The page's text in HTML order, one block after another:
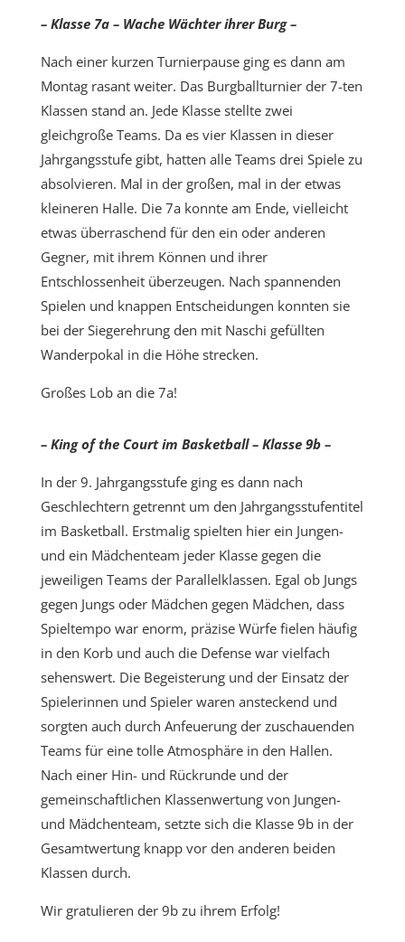
– Klasse 7a – Wache Wächter ihrer Burg –
Nach einer kurzen Turnierpause ging es dann am
Montag rasant weiter. Das Burgballturnier der 7-ten
Klassen stand an. Jede Klasse stellte zwei
gleichgroße Teams. Da es vier Klassen in dieser
Jahrgangsstufe gibt, hatten alle Teams drei Spiele zu
absolvieren. Mal in der großen, mal in der etwas
kleineren Halle. Die 7a konnte am Ende, vielleicht
etwas überraschend für den ein oder anderen
Gegner, mit ihrem Können und ihrer
Entschlossenheit überzeugen. Nach spannenden
Spielen und knappen Entscheidungen konnten sie
bei der Siegerehrung den mit Naschi gefüllten
Wanderpokal in die Höhe strecken.
Großes Lob an die 7a!
– King of the Court im Basketball – Klasse 9b –
In der 9. Jahrgangsstufe ging es dann nach
Geschlechtern getrennt um den Jahrgangsstufentitel
im Basketball. Erstmalig spielten hier ein Jungen-
und ein Mädchenteam jeder Klasse gegen die
jeweiligen Teams der Parallelklassen. Egal ob Jungs
gegen Jungs oder Mädchen gegen Mädchen, dass
Spieltempo war enorm, präzise Würfe fielen häufig
in den Korb und auch die Defense war vielfach
sehenswert. Die Begeisterung und der Einsatz der
Spielerinnen und Spieler waren ansteckend und
sorgten auch durch Anfeuerung der zuschauenden
Teams für eine tolle Atmosphäre in den Hallen.
Nach einer Hin- und Rückrunde und der
gemeinschaftlichen Klassenwertung von Jungen-
und Mädchenteam, setzte sich die Klasse 9b in der
Gesamtwertung knapp vor den anderen beiden
Klassen durch.
Wir gratulieren der 9b zu ihrem Erfolg!